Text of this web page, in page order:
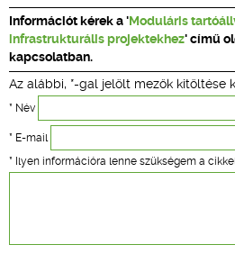
CPR
ÉPÍTÉSI JOG
TERVEZÉSI
Információt kérek a ' Moduláris
infrastrukturális projektekhez' című
kapcsolatban.
Az alábbi, *-gal jelölt mezők kitöltése
* Név
* E-mail
* Ilyen információra lenne szükségem a